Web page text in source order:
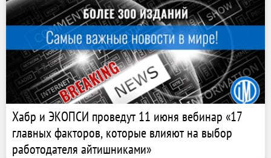
Хабр и ЭКОПСИ проведут 11 июня вебинар «17
главных факторов, которые влияют на выбор
работодателя айтишниками»